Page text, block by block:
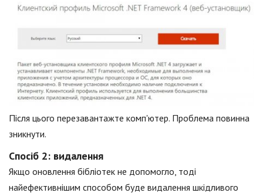
Після цього перезавантажте комп'ютер. Проблема повинна
зникнути.
Спосіб 2: видалення
Якщо оновлення бібліотек не допомогло, тоді
найефективнішим способом буде видалення шкідливого